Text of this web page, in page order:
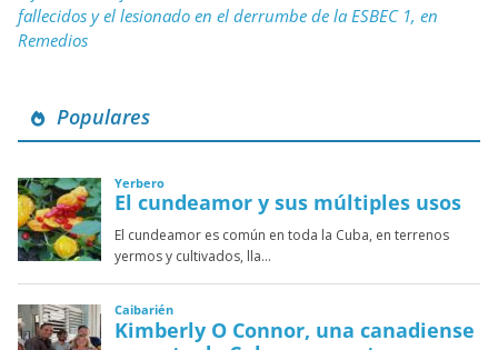
fallecidos y el lesionado en el derrumbe de la ESBEC 1, en
Remedios
Populares